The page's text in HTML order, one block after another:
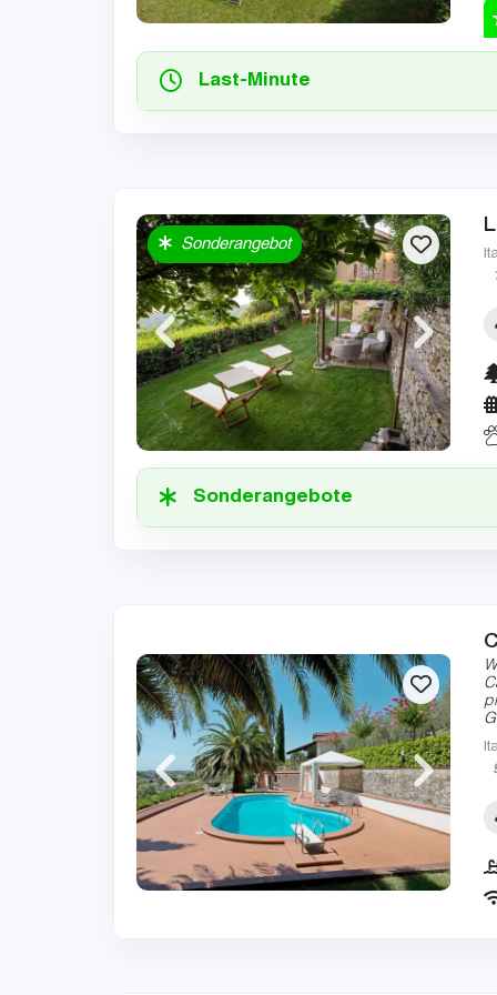
Last-Minute
Sonderangebot
Sonderangebote